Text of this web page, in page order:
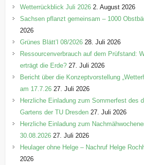
o
r
e
n
Wetterrückblick Juli 2026 2. August 2026
Sachsen pflanzt gemeinsam – 1000
2026
Grünes Blätt’l 08/2026 28. Juli 2026
Ressourcenverbrauch auf dem Prüfstand:
erträgt die Erde? 27. Juli 2026
Bericht über die Konzeptvorstellung
am 17.7.26 27. Juli 2026
Herzliche Einladung zum Sommerfest des
Gartens der TU Dresden 27. Juli 2026
Herzliche Einladung zum
30.08.2026 27. Juli 2026
Heulager ohne Helge – Nachruf Helge
2026